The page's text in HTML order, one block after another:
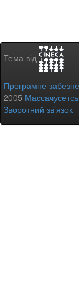
Тема від
Програмне
2005
Зворотний зв’язок